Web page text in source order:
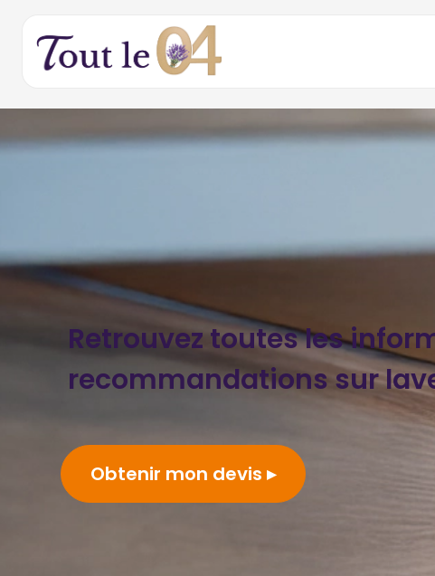
Retrouvez toutes les
recommandations sur
Obtenir mon devis